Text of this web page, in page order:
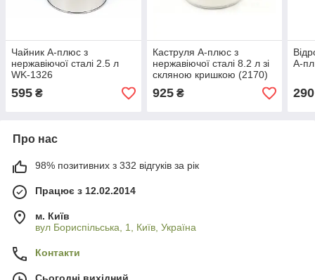
Чайник А-плюс з
нержавіючої сталі 2.5 л
WK-1326
595 ₴
Каструля А-плюс з
нержавіючої сталі 8.2 л зі
скляною кришкою (2170)
925₴
А-
290
Про нас
98% позитивних з 332 відгуків за рік
Працює з 12.02.2014
м. Київ
вул Бориспільська, 1, Київ, Україна
Контакти